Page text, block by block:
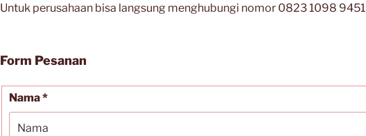
Untuk perusahaan bisa langsung menghubungi nomor 0823 1098 9451
Form Pesanan
Nama *